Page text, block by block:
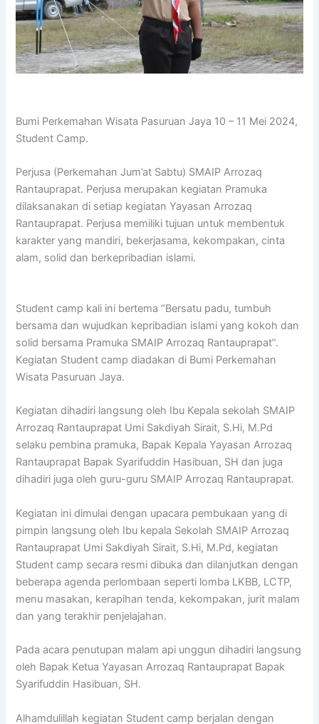
Bumi Perkemahan Wisata Pasuruan Jaya 10 – 11 Mei 2024,
Student Camp.
Perjusa (Perkemahan Jum’at Sabtu) SMAIP Arrozaq
Rantauprapat. Perjusa merupakan kegiatan Pramuka
dilaksanakan di setiap kegiatan Yayasan Arrozaq
Rantauprapat. Perjusa memiliki tujuan untuk membentuk
karakter yang mandiri, bekerjasama, kekompakan, cinta
alam, solid dan berkepribadian islami.
Student camp kali ini bertema “Bersatu padu, tumbuh
bersama dan wujudkan kepribadian islami yang kokoh dan
solid bersama Pramuka SMAIP Arrozaq Rantauprapat”.
Kegiatan Student camp diadakan di Bumi Perkemahan
Wisata Pasuruan Jaya.
Kegiatan dihadiri langsung oleh Ibu Kepala sekolah SMAIP
Arrozaq Rantauprapat Umi Sakdiyah Sirait, S.Hi, M.Pd
selaku pembina pramuka, Bapak Kepala Yayasan Arrozaq
Rantauprapat Bapak Syarifuddin Hasibuan, SH dan juga
dihadiri juga oleh guru-guru SMAIP Arrozaq Rantauprapat.
Kegiatan ini dimulai dengan upacara pembukaan yang di
pimpin langsung oleh Ibu kepala Sekolah SMAIP Arrozaq
Rantauprapat Umi Sakdiyah Sirait, S.Hi, M.Pd, kegiatan
Student camp secara resmi dibuka dan dilanjutkan dengan
beberapa agenda perlombaan seperti lomba LKBB, LCTP,
menu masakan, kerapihan tenda, kekompakan, jurit malam
dan yang terakhir penjelajahan.
Pada acara penutupan malam api unggun dihadiri langsung
oleh Bapak Ketua Yayasan Arrozaq Rantauprapat Bapak
Syarifuddin Hasibuan, SH.
Alhamdulillah kegiatan Student camp berjalan dengan